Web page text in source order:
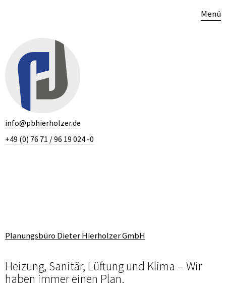
Menü
info@pbhierholzer.de
+49 (0) 76 71 / 96 19 024 -0
Planungsbüro Dieter Hierholzer GmbH
Heizung, Sanitär, Lüftung und Klima – Wir
haben immer einen Plan.